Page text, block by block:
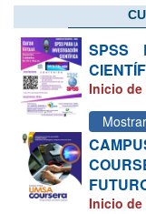
SPSS
Inicio de
Inicio de